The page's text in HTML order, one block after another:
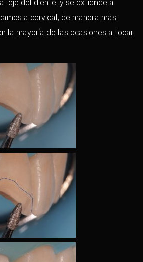
eje del diente, y se extiende a
a cervical, de manera más
la mayoría de las ocasiones a tocar